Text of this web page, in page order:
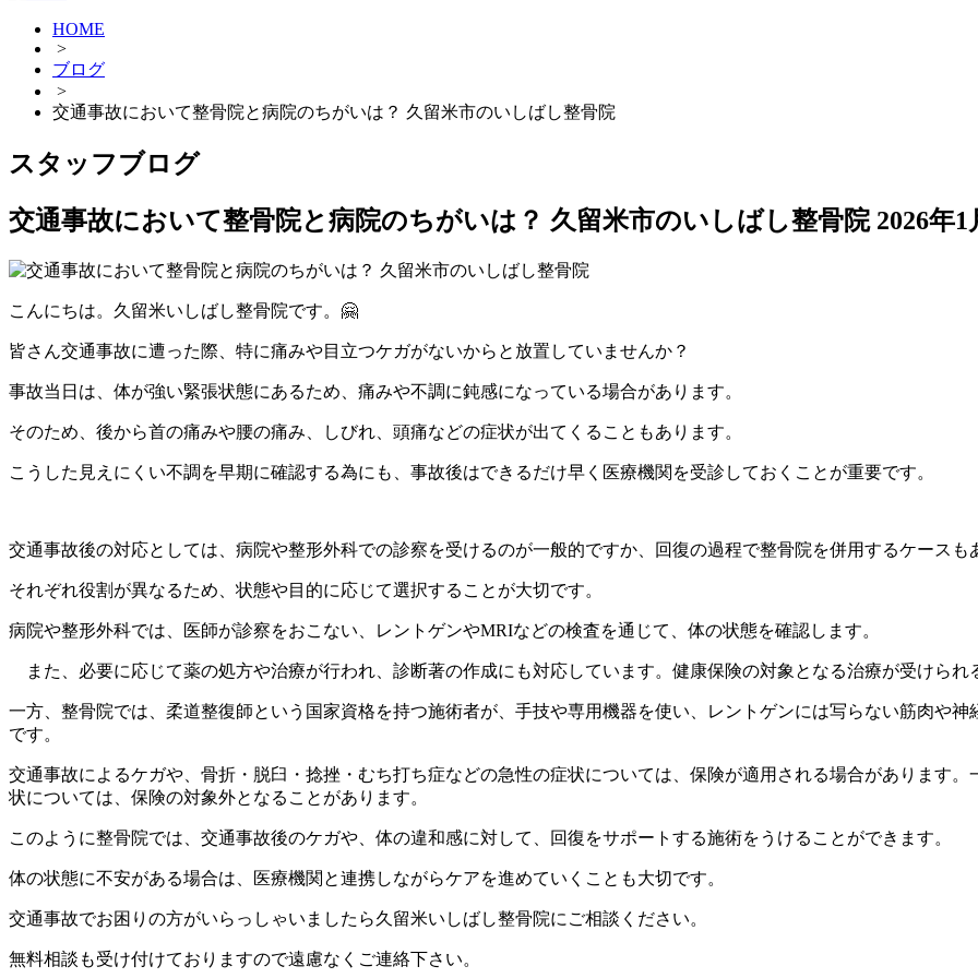
HOME
>
ブログ
>
交通事故において整骨院と病院のちがいは？ 久留米市のいしばし整骨院
スタッフブログ
交通事故において整骨院と病院のちがいは？ 久留米市のいしばし整骨院 2026年1
こんにちは。久留米いしばし整骨院です。🤗
皆さん交通事故に遭った際、特に痛みや目立つケガがないからと放置していませんか？
事故当日は、体が強い緊張状態にあるため、痛みや不調に鈍感になっている場合があります。
そのため、後から首の痛みや腰の痛み、しびれ、頭痛などの症状が出てくることもあります。
こうした見えにくい不調を早期に確認する為にも、事故後はできるだけ早く医療機関を受診しておくことが重要です。
交通事故後の対応としては、病院や整形外科での診察を受けるのが一般的ですか、回復の過程で整骨院を併用するケースも
それぞれ役割が異なるため、状態や目的に応じて選択することが大切です。
病院や整形外科では、医師が診察をおこない、レントゲンやMRIなどの検査を通じて、体の状態を確認します。
また、必要に応じて薬の処方や治療が行われ、診断著の作成にも対応しています。健康保険の対象となる治療が受けられ
一方、整骨院では、柔道整復師という国家資格を持つ施術者が、手技や専用機器を使い、レントゲンには写らない筋肉や
です。
交通事故によるケガや、骨折・脱臼・捻挫・むち打ち症などの急性の症状については、保険が適用される場合があります
状については、保険の対象外となることがあります。
このように整骨院では、交通事故後のケガや、体の違和感に対して、回復をサポートする施術をうけることができます。
体の状態に不安がある場合は、医療機関と連携しながらケアを進めていくことも大切です。
交通事故でお困りの方がいらっしゃいましたら久留米いしばし整骨院にご相談ください。
無料相談も受け付けておりますので遠慮なくご連絡下さい。